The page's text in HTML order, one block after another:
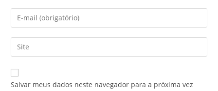
Salvar meus dados neste navegador para a próxima vez